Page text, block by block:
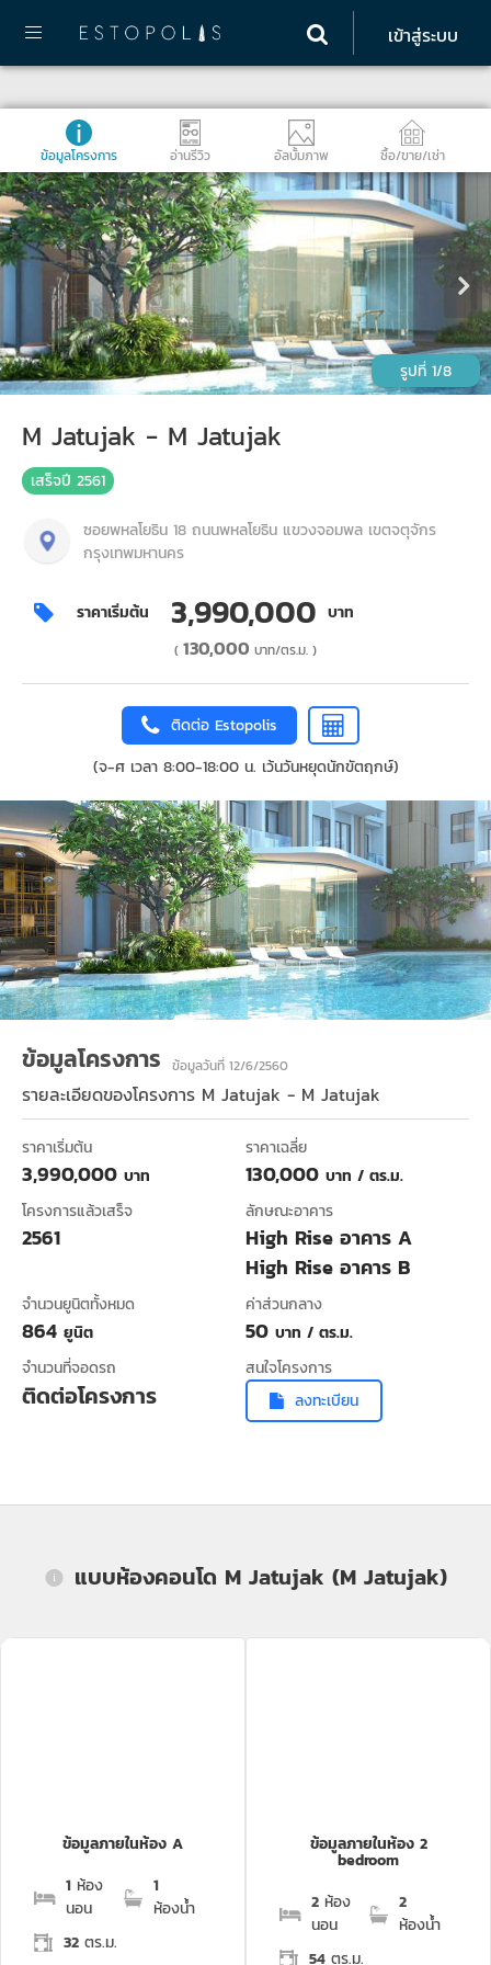
เข้าสู่ระบบ
ข้อมูลโครงการ อ่านรีวิว อัลบั้มภาพ ซื้อ/ขาย/เช่า
1/8
M Jatujak - M Jatujak
เสร็จปี 2561
ซอยพหลโยธิน 18 ถนนพหลโยธิน แขวงจอมพล เขตจตุจักร
กรุงเทพมหานคร
ราคาเริ่มต้น 3,990,000 บาท
( 130,000 บาท/ตร.ม. )
ติดต่อ Estopolis
(จ-ศ เวลา 8:00-18:00 น. เว้นวันหยุดนักขัตฤกษ์)
ข้อมูลโครงการ ข้อมูลวันที่ 12/6/2560
รายละเอียดของโครงการ M Jatujak - M Jatujak
ราคาเริ่มต้น
3,990,000 บาท
ราคาเฉลี่ย
130,000 บาท / ตร.ม.
โครงการแล้วเสร็จ
2561
ลักษณะอาคาร
High Rise อาคาร A
High Rise อาคาร B
จำนวนยูนิตทั้งหมด
864 ยูนิต
ค่าส่วนกลาง
50 บาท / ตร.ม.
จำนวนที่จอดรถ
ติดต่อโครงการ
สนใจโครงการ
ลงทะเบียน
แบบห้องคอนโด M Jatujak (M Jatujak)
ข้อมูลภายในห้อง A
1 ห้อง
นอน
1
ห้องน้ำ
32 ตร.ม.
ข้อมูลภายในห้อง 2
bedroom
2 ห้อง
นอน
2
ห้องน้ำ
54 ตร.ม.